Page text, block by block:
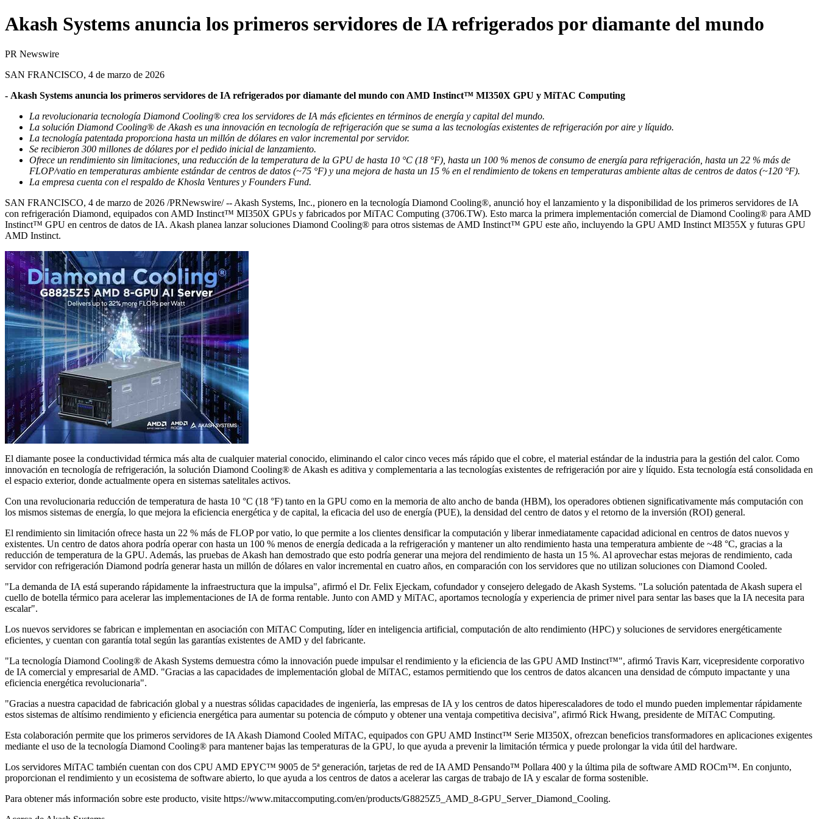
Akash Systems anuncia los primeros servidores de IA refrigerados por diamante del mundo
PR Newswire
SAN FRANCISCO, 4 de marzo de 2026
- Akash Systems anuncia los primeros servidores de IA refrigerados por diamante del mundo con AMD Instinct™ MI350X GPU y MiTAC Computing
La revolucionaria tecnología Diamond Cooling® crea los servidores de IA más eficientes en términos de energía y capital del mundo.
La solución Diamond Cooling® de Akash es una innovación en tecnología de refrigeración que se suma a las tecnologías existentes de refrigeración por aire y líquido.
La tecnología patentada proporciona hasta un millón de dólares en valor incremental por servidor.
Se recibieron 300 millones de dólares por el pedido inicial de lanzamiento.
Ofrece un rendimiento sin limitaciones, una reducción de la temperatura de la GPU de hasta 10 °C (18 °F), hasta un 100 % menos de consumo de energía para refrigeración, hasta un 22 % más de
FLOP/vatio en temperaturas ambiente estándar de centros de datos (~75 °F) y una mejora de hasta un 15 % en el rendimiento de tokens en temperaturas ambiente altas de centros de datos (~120 °F).
La empresa cuenta con el respaldo de Khosla Ventures y Founders Fund.
SAN FRANCISCO, 4 de marzo de 2026 /PRNewswire/ -- Akash Systems, Inc., pionero en la tecnología Diamond Cooling®, anunció hoy el lanzamiento y la disponibilidad de los primeros servidores de IA
con refrigeración Diamond, equipados con AMD Instinct™ MI350X GPUs y fabricados porMiTAC Computing (3706.TW). Esto marca la primera implementación comercial de Diamond Cooling® para AMD
Instinct™ GPU en centros de datos de IA. Akash planea lanzar soluciones Diamond Cooling® para otros sistemas de AMD Instinct™ GPU este año, incluyendo la GPU AMD Instinct MI355X y futuras GPU
AMD Instinct.
El diamante posee la conductividad térmica más alta de cualquier material conocido, eliminando el calor cinco veces más rápido que el cobre, el material estándar de la industria para la gestión del calor. Como
innovación en tecnología de refrigeración, la solución Diamond Cooling® de Akash es aditiva y complementaria a las tecnologías existentes de refrigeración por aire y líquido. Esta tecnología está consolidada en
el espacio exterior, donde actualmente opera en sistemas satelitales activos.
Con una revolucionaria reducción de temperatura de hasta 10 °C (18 °F) tanto en la GPU como en la memoria de alto ancho de banda (HBM), los operadores obtienen significativamente más computación con
los mismos sistemas de energía, lo que mejora la eficiencia energética y de capital, la eficacia del uso de energía (PUE), la densidad del centro de datos y el retorno de la inversión (ROI) general.
El rendimiento sin limitación ofrece hasta un 22 % más de FLOP por vatio, lo que permite a los clientes densificar la computación y liberar inmediatamente capacidad adicional en centros de datos nuevos y
existentes. Un centro de datos ahora podría operar con hasta un 100 % menos de energía dedicada a la refrigeración y mantener un alto rendimiento hasta una temperatura ambiente de ~48 °C, gracias a la
reducción de temperatura de la GPU. Además, las pruebas de Akash han demostrado que esto podría generar una mejora del rendimiento de hasta un 15 %. Al aprovechar estas mejoras de rendimiento, cada
servidor con refrigeración Diamond podría generar hasta un millón de dólares en valor incremental en cuatro años, en comparación con los servidores que no utilizan soluciones con Diamond Cooled.
"La demanda de IA está superando rápidamente la infraestructura que la impulsa", afirmó el Dr. Felix Ejeckam, cofundador y consejero delegado de Akash Systems. "La solución patentada de Akash supera el
cuello de botella térmico para acelerar las implementaciones de IA de forma rentable. Junto con AMD y MiTAC, aportamos tecnología y experiencia de primer nivel para sentar las bases que la IA necesita para
escalar".
Los nuevos servidores se fabrican e implementan en asociación con MiTAC Computing, líder en inteligencia artificial, computación de alto rendimiento (HPC) y soluciones de servidores energéticamente
eficientes, y cuentan con garantía total según las garantías existentes de AMD y del fabricante.
"La tecnología Diamond Cooling® de Akash Systems demuestra cómo la innovación puede impulsar el rendimiento y la eficiencia de las GPU AMD Instinct™", afirmó Travis Karr, vicepresidente corporativo
de IA comercial y empresarial de AMD. "Gracias a las capacidades de implementación global de MiTAC, estamos permitiendo que los centros de datos alcancen una densidad de cómputo impactante y una
eficiencia energética revolucionaria".
"Gracias a nuestra capacidad de fabricación global y a nuestras sólidas capacidades de ingeniería, las empresas de IA y los centros de datos hiperescaladores de todo el mundo pueden implementar rápidamente
estos sistemas de altísimo rendimiento y eficiencia energética para aumentar su potencia de cómputo y obtener una ventaja competitiva decisiva", afirmó Rick Hwang, presidente de MiTAC Computing.
Esta colaboración permite que los primeros servidores de IA Akash Diamond Cooled MiTAC, equipados con GPU AMD Instinct™ Serie MI350X, ofrezcan beneficios transformadores en aplicaciones exigentes
mediante el uso de la tecnología Diamond Cooling® para mantener bajas las temperaturas de la GPU, lo que ayuda a prevenir la limitación térmica y puede prolongar la vida útil del hardware.
Los servidores MiTAC también cuentan con dos CPU AMD EPYC™ 9005 de 5ª generación, tarjetas de red de IA AMD Pensando™ Pollara 400 y la última pila de software AMD ROCm™. En conjunto,
proporcionan el rendimiento y un ecosistema de software abierto, lo que ayuda a los centros de datos a acelerar las cargas de trabajo de IA y escalar de forma sostenible.
Para obtener más información sobre este producto, visite https://www.mitaccomputing.com/en/products/G8825Z5_AMD_8-GPU_Server_Diamond_Cooling.